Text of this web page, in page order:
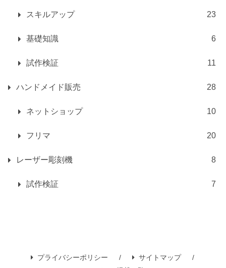
スキルアップ 23
基礎知識 6
試作検証 11
ハンドメイド販売 28
ネットショップ 10
フリマ 20
レーザー彫刻機 8
試作検証 7
プライバシーポリシー
サイトマップ